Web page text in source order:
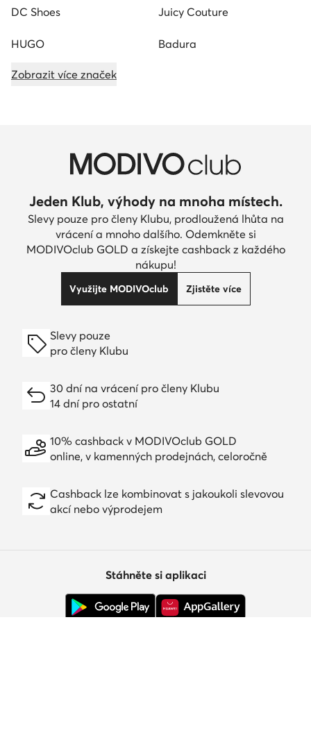
DC Shoes Juicy Couture
HUGO Badura
Zobrazit více značek
Jeden Klub, výhody na mnoha místech.
Slevy pouze pro členy Klubu, prodloužená lhůta na
vrácení a mnoho dalšího. Odemkněte si
MODIVOclub GOLD a získejte cashback z každého
nákupu!
Využijte MODIVOclub Zjistěte více
Slevy pouze
pro členy Klubu
30 dní na vrácení pro členy Klubu
14 dní pro ostatní
10% cashback v MODIVOclub GOLD
online, v kamenných prodejnách, celoročně
Cashback lze kombinovat s jakoukoli slevovou
akcí nebo výprodejem
Stáhněte si aplikaci